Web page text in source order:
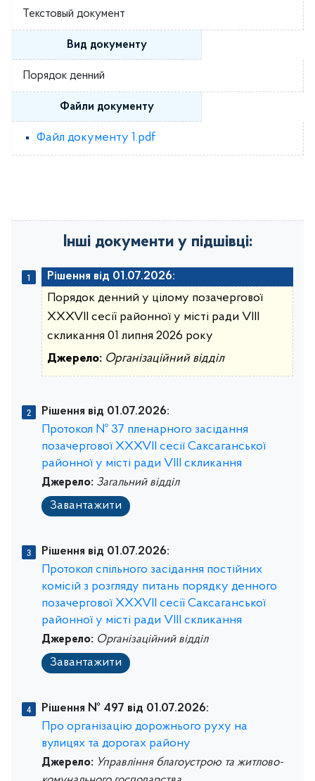
Текстовый документ
Вид документу
Порядок денний
Файли документу
Файл документу 1.pdf
Інші документи у підшівці:
Рішення від 01.07.2026:
Порядок денний у цілому позачергової
XXXVII ceciï районної у місті ради VIII
скликання 01 липня 2026 року
Джерело: Організаційний відділ
Рішення від 01.07.2026:
Протокол № 37 пленарного засідання
позачергової XXXVII cecії Саксаганської
районної у місті ради VIII скликання
Джерело: Загальний відділ
Завантажити
Рішення від 01.07.2026:
Протокол спільного засідання постійних
комісій з розгляду питань порядку денного
позачергової XXXVII ceciï Саксаганської
районної у місті ради VIII скликання
Джерело: Організаційний відділ
Завантажити
Рішення № 497 від 01.07.2026:
Про організацію дорожнього руху на
вулицях та дорогах району
Джерело: Управління благоустрою та житлово-